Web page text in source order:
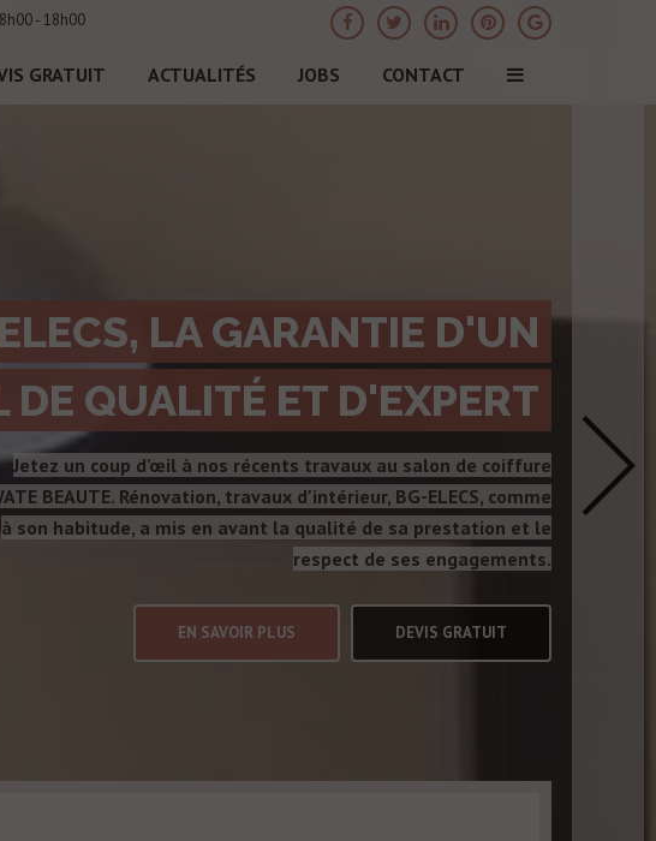
- 18h00
GRATUIT ACTUALITÉS JOBS CONTACT
LA GARANTIE D'UN
DE QUALITÉ ET D'EXPERT
Jetez un coup d’œil à nos récents travaux au salon de coiffure
BEAUTE. Rénovation, travaux d'intérieur, BG-ELECS, comme
à son habitude, a mis en avant la qualité de sa prestation et le
respect de ses engagements.
EN SAVOIR PLUS DEVIS GRATUIT